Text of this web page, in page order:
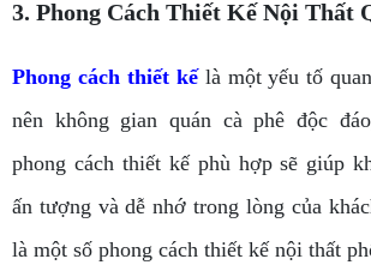
3. Phong Cách Thiết Kế Nội Thất
Phong cách thiết kếlà một yếu tố
nên không gian quán cà phê độc
phong cách thiết kế phù hợp sẽ giúp
ấn tượng và dễ nhớ trong lòng của
là một số phong cách thiết kế nội thất